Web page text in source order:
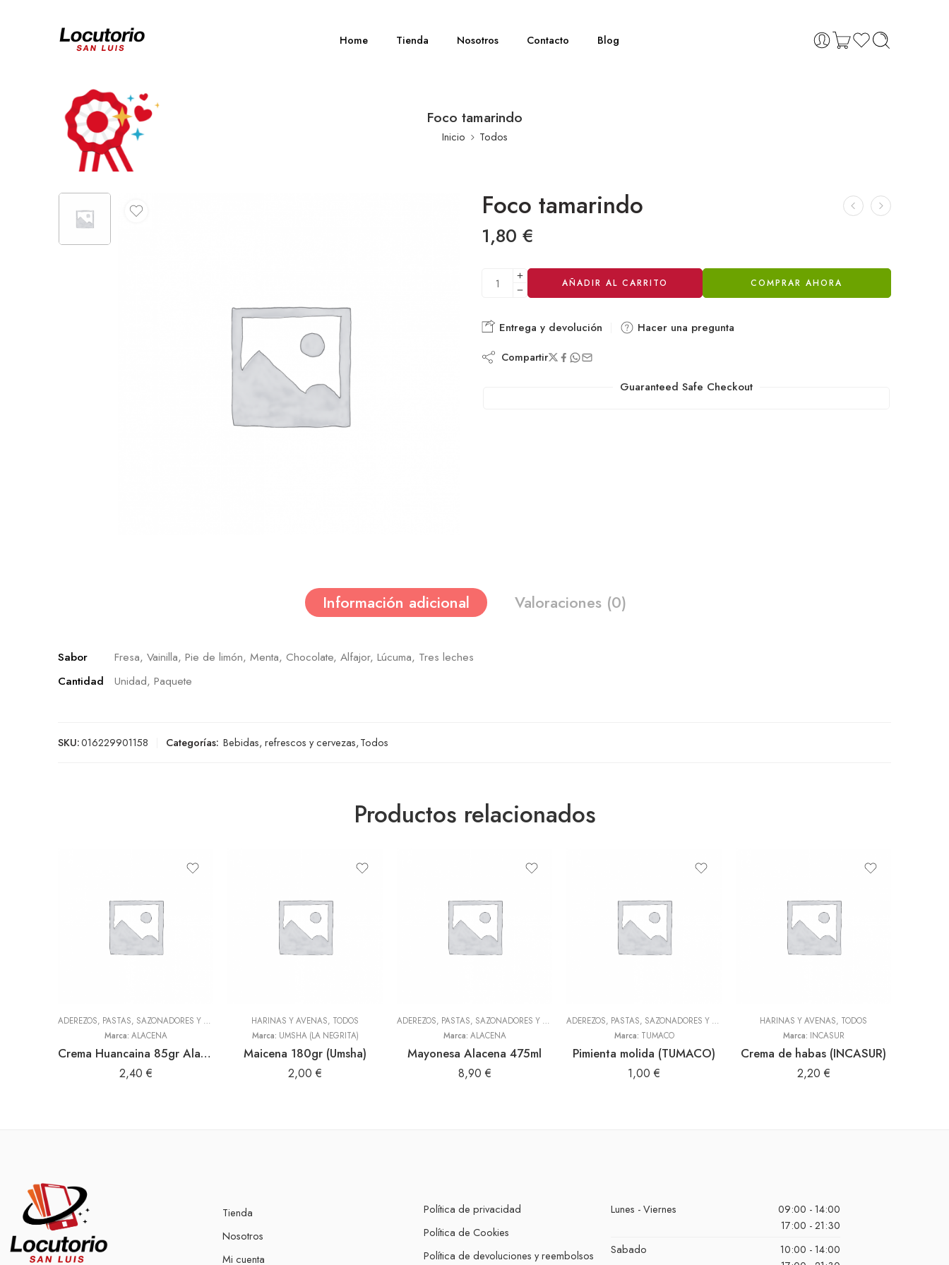
Home Tienda Nosotros Contacto Blog
Foco tamarindo
Inicio Todos
Foco tamarindo
1,80 €
AÑADIR AL CARRITO COMPRAR AHORA
Alternative:
Entrega y devolución Hacer una pregunta
Compartir
Guaranteed Safe Checkout
Información adicional Valoraciones (0)
Sabor
Fresa, Vainilla, Pie de limón, Menta, Chocolate, Alfajor, Lúcuma, Tres leches
Cantidad
Unidad, Paquete
SKU:016229901158 Categorías: Bebidas, refrescos y cervezas,Todos
Productos relacionados
ADEREZOS, PASTAS, SAZONADORES Y CONDIMENTOS ,TODOS
Marca: ALACENA
Crema Huancaina 85gr Alacena
2,40 €
HARINAS Y AVENAS, TODOS
Marca: UMSHA (LA NEGRITA)
Maicena 180gr (Umsha)
2,00 €
ADEREZOS, PASTAS, SAZONADORES Y CONDIMENTOS ,TODOS
Marca: ALACENA
Mayonesa Alacena 475ml
8,90 €
ADEREZOS, PASTAS, SAZONADORES Y CONDIMENTOS ,TODOS
Marca: TUMACO
Pimienta molida (TUMACO)
1,00 €
HARINAS Y AVENAS, TODOS
Marca: INCASUR
Crema de habas (INCASUR)
2,20 €
Tienda
Nosotros
Mi cuenta
Política de privacidad
Política de Cookies
Política de devoluciones y reembolsos
Lunes - Viernes
09:00 - 14:00
17:00 - 21:30
Sabado
10:00 - 14:00